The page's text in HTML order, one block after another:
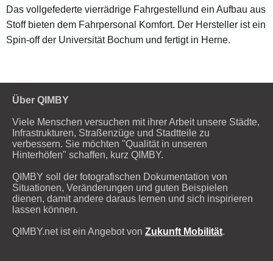
Das vollgefederte vierrädrige Fahrgestellund ein Aufbau aus
Stoff bieten dem Fahrpersonal Komfort. Der Hersteller ist ein
Spin-off der Universität Bochum und fertigt in Herne.
Über QIMBY
Viele Menschen versuchen mit ihrer Arbeit unsere Städte,
Infrastrukturen, Straßenzüge und Stadtteile zu
verbessern. Sie möchten "Qualität in unseren
Hinterhöfen" schaffen, kurz QIMBY.
QIMBY soll der fotografischen Dokumentation von
Situationen, Veränderungen und guten Beispielen
dienen, damit andere daraus lernen und sich inspirieren
lassen können.
QIMBY.net ist ein Angebot von Zukunft Mobilität.